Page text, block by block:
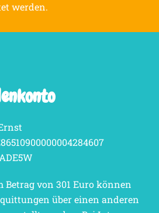
werden.
Betrag von 301 Euro können
über einen anderen